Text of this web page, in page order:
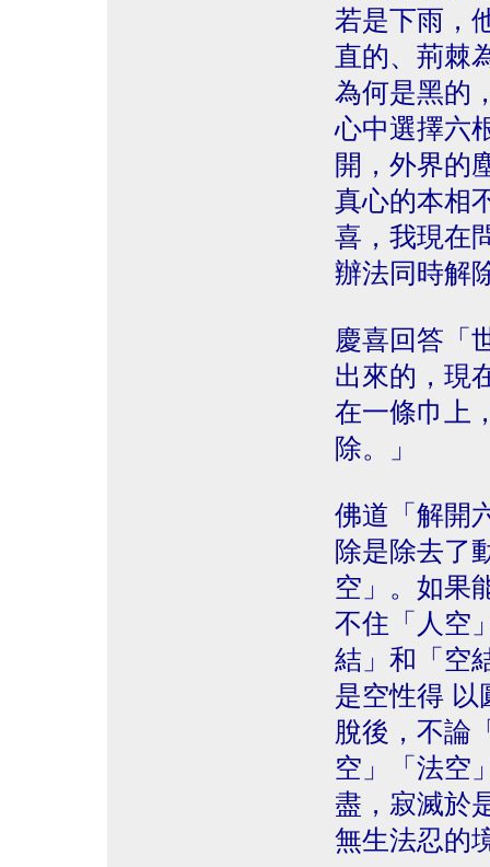
若是下雨，
直的、荊棘
為何是黑的
心中選擇六
開，外界的
真心的本相
喜，我現在
辦法同時解
慶喜回答「
出來的，現
在一條巾上
除。」
佛道「解開
除是除去了
空」。如果
不住「人空
結」和「空
是空性得 以
脫後，不論
空」「法空
盡，寂滅於
無生法忍的